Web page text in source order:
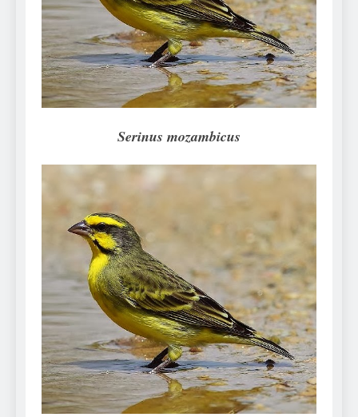
Can Bulldogs Play Fetch?
And How to Train Them!
7 Năm Ago
How Often Do I Need to
Groom My Bulldog
7 Năm Ago
Serinus mozambicus